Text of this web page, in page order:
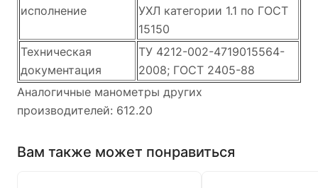
исполнение
УХЛ категории 1.1 по ГОСТ
15150
Техническая
документация
ТУ 4212-002-4719015564-
2008; ГОСТ 2405-88
Аналогичные манометры других
производителей: 612.20
Вам также может понравиться